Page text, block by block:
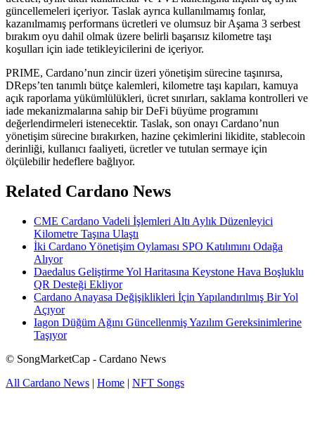
güncellemeleri içeriyor. Taslak ayrıca kullanılmamış fonlar,
kazanılmamış performans ücretleri ve olumsuz bir Aşama 3 serbest
bırakım oyu dahil olmak üzere belirli başarısız kilometre taşı
koşulları için iade tetikleyicilerini de içeriyor.
PRIME, Cardano’nun zincir üzeri yönetişim sürecine taşınırsa,
DReps’ten tanımlı bütçe kalemleri, kilometre taşı kapıları, kamuya
açık raporlama yükümlülükleri, ücret sınırları, saklama kontrolleri ve
iade mekanizmalarına sahip bir DeFi büyüme programını
değerlendirmeleri istenecektir. Taslak, son onayı Cardano’nun
yönetişim sürecine bırakırken, hazine çekimlerini likidite, stablecoin
derinliği, kullanıcı faaliyeti, ücretler ve tutulan sermaye için
ölçülebilir hedeflere bağlıyor.
Related Cardano News
CME Cardano Vadeli İşlemleri Altı Aylık Düzenleyici
Kilometre Taşına Ulaştı
İki Cardano Yönetişim Oylaması SPO Katılımını Odağa
Alıyor
Daedalus Geliştirme Yol Haritasına Keystone Hava Boşluklu
QR Desteği Ekliyor
Cardano Anayasa Değişiklikleri İçin Yapılandırılmış Bir Yol
Açıyor
Iagon Düğüm Ağını Güncellenmiş Yazılım Gereksinimlerine
Taşıyor
© SongMarketCap - Cardano News
All Cardano News | Home | NFT Songs